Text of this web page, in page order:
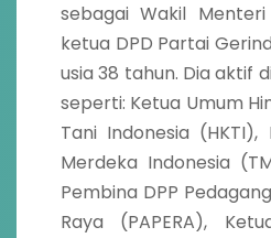
sebagai Wakil
ketua DPD Partai
usia 38 tahun. Dia aktif
seperti: Ketua Umum
Tani Indonesia
Merdeka Indonesia
Pembina DPP
Raya (PAPERA),